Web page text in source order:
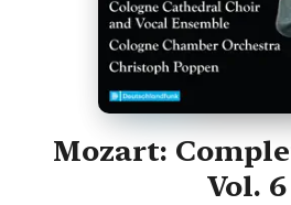
Mozart:
Vol. 6